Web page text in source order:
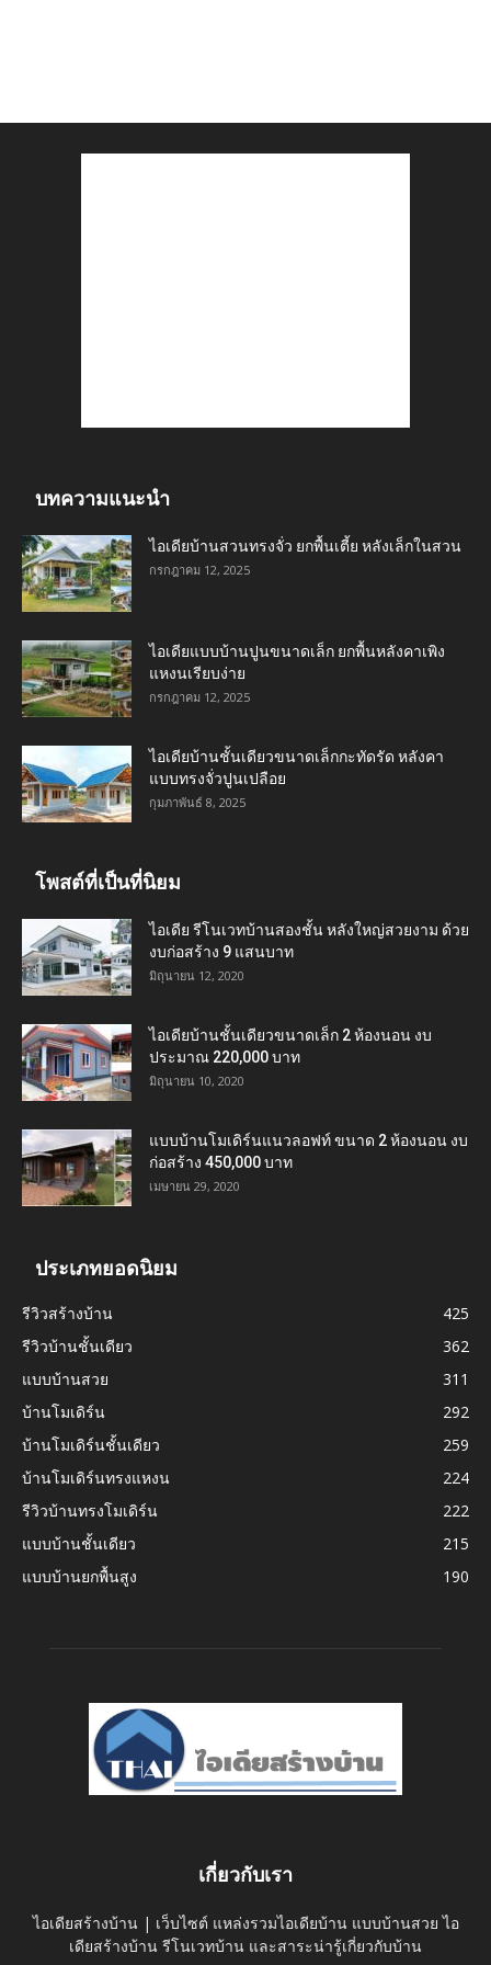
บทความแนะนำ
ไอเดียบ้านสวนทรงจั่ว ยกพื้นเตี้ย หลังเล็กในสวน
กรกฎาคม 12, 2025
ไอเดียแบบบ้านปูนขนาดเล็ก ยกพื้นหลังคาเพิง
แหงนเรียบง่าย
กรกฎาคม 12, 2025
ไอเดียบ้านชั้นเดียวขนาดเล็กกะทัดรัด หลังคา
แบบทรงจั่วปูนเปลือย
กุมภาพันธ์ 8, 2025
โพสต์ที่เป็นที่นิยม
ไอเดีย รีโนเวทบ้านสองชั้น หลังใหญ่สวยงาม ด้วย
งบก่อสร้าง 9 แสนบาท
มิถุนายน 12, 2020
ไอเดียบ้านชั้นเดียวขนาดเล็ก 2 ห้องนอน งบ
ประมาณ 220,000 บาท
มิถุนายน 10, 2020
แบบบ้านโมเดิร์นแนวลอฟท์ ขนาด 2 ห้องนอน งบ
ก่อสร้าง 450,000 บาท
เมษายน 29, 2020
ประเภทยอดนิยม
รีวิวสร้างบ้าน
425
รีวิวบ้านชั้นเดียว
362
แบบบ้านสวย
311
บ้านโมเดิร์น
292
บ้านโมเดิร์นชั้นเดียว
259
บ้านโมเดิร์นทรงแหงน
224
รีวิวบ้านทรงโมเดิร์น
222
แบบบ้านชั้นเดียว
215
แบบบ้านยกพื้นสูง
190
เกี่ยวกับเรา
ไอเดียสร้างบ้าน | เว็บไซต์ แหล่งรวมไอเดียบ้าน แบบบ้านสวย ไอ
เดียสร้างบ้าน รีโนเวทบ้าน และสาระน่ารู้เกี่ยวกับบ้าน